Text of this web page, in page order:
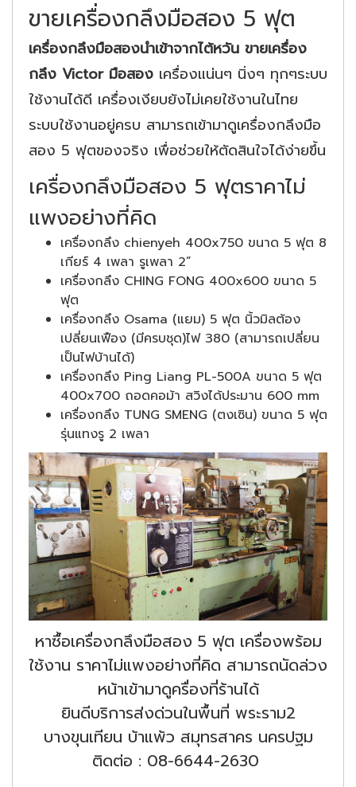
ขายเครื่องกลึงมือสอง 5 ฟุต
เครื่องกลึงมือสองนำเข้าจากไต้หวัน ขายเครื่อง
กลึง Victor มือสอง เครื่องแน่นๆ นิ่งๆ ทุกๆระบบ
ใช้งานได้ดี เครื่องเงียบยังไม่เคยใช้งานในไทย
ระบบใช้งานอยู่ครบ สามารถเข้ามาดูเครื่องกลึงมือ
สอง 5 ฟุตของจริง เพื่อช่วยให้ตัดสินใจได้ง่ายขึ้น
เครื่องกลึงมือสอง 5 ฟุตราคาไม่
แพงอย่างที่คิด
เครื่องกลึง chienyeh 400x750 ขนาด 5 ฟุต 8
เกียร์ 4 เพลา รูเพลา 2”
เครื่องกลึง CHING FONG 400x600 ขนาด 5
ฟุต
เครื่องกลึง Osama (แยม) 5 ฟุต นิ้วมิลต้อง
เปลี่ยนเฟือง (มีครบชุด)ไฟ 380 (สามารถเปลี่ยน
เป็นไฟบ้านได้)
เครื่องกลึง Ping Liang PL-500A ขนาด 5 ฟุต
400x700 ถอดคอม้า สวิงได้ประมาน 600 mm
เครื่องกลึง TUNG SMENG (ตงเซิน) ขนาด 5 ฟุต
รุ่นแทงรู 2 เพลา
หาซื้อเครื่องกลึงมือสอง 5 ฟุต เครื่องพร้อม
ใช้งาน ราคาไม่แพงอย่างที่คิด สามารถนัดล่วง
หน้าเข้ามาดูครื่องที่ร้านได้
ยินดีบริการส่งด่วนในพื้นที่ พระราม2
บางขุนเทียน บ้าแพ้ว สมุทรสาคร นครปฐม
ติดต่อ : 08-6644-2630